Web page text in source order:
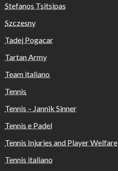
Stefanos Tsitsipas
Szczesny
Tadej Pogacar
Tartan Army
Team italiano
Tennis
Tennis – Jannik Sinner
Tennis e Padel
Tennis Injuries and Player Welfare
Tennis italiano